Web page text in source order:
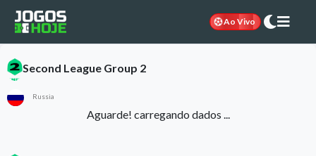
Ao Vivo
Second League Group 2
Russia
Aguarde! carregando dados ...